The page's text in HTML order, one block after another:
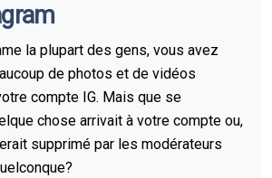
la plupart des gens, vous avez
de photos et de vidéos
compte IG. Mais que se
chose arrivait à votre compte ou,
supprimé par les modérateurs